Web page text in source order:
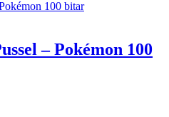
– Pokémon 100